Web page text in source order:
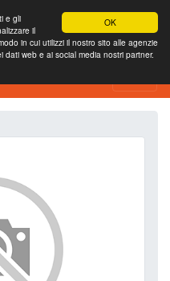
OK
e gli
il
in cui utilizzi il nostro sito alle agenzie
web e ai social media nostri partner.